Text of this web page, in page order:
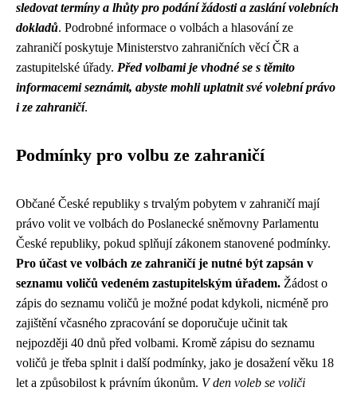
sledovat termíny a lhůty pro podání žádosti a zaslání volebních
dokladů. Podrobné informace o volbách a hlasování ze
zahraničí poskytuje Ministerstvo zahraničních věcí ČR a
zastupitelské úřady. Před volbami je vhodné se s těmito
informacemi seznámit, abyste mohli uplatnit své volební právo
i ze zahraničí.
Podmínky pro volbu ze zahraničí
Občané České republiky s trvalým pobytem v zahraničí mají
právo volit ve volbách do Poslanecké sněmovny Parlamentu
České republiky, pokud splňují zákonem stanovené podmínky.
Pro účast ve volbách ze zahraničí je nutné být zapsán v
seznamu voličů vedeném zastupitelským úřadem. Žádost o
zápis do seznamu voličů je možné podat kdykoli, nicméně pro
zajištění včasného zpracování se doporučuje učinit tak
nejpozději 40 dnů před volbami. Kromě zápisu do seznamu
voličů je třeba splnit i další podmínky, jako je dosažení věku 18
let a způsobilost k právním úkonům. V den voleb se voliči